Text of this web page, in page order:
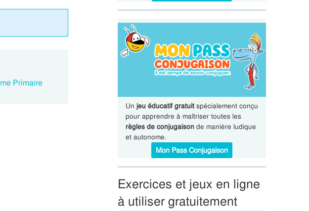
Primaire
Un jeu éducatif gratuitspécialement conçu
pour apprendre à maîtriser toutes les
règles de conjugaisonde manière ludique
et autonome.
Mon Pass Conjugaison
Exercices et jeux en ligne
à utiliser gratuitement